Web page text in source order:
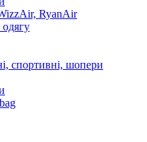
RyanAir
спортивні, шопери